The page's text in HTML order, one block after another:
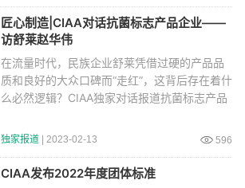
匠心制造|CIAA对话抗菌标志产品企业——
访舒莱赵华伟
在流量时代，民族企业舒莱凭借过硬的产品品
质和良好的大众口碑而“走红”，这背后存在着什
么必然逻辑？CIAA独家对话报道抗菌标志产品
独家报道 | 2023-02-13 596
CIAA发布2022年度团体标准